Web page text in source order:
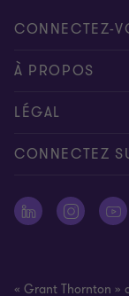
CONNECTEZ-
Rencontrez nos
Contactez-nous
À PROPOS
Grant Thornton
People & Culture
LÉGAL
Disclaimer
Politique de
CONNECTEZ
« Grant Thornton »